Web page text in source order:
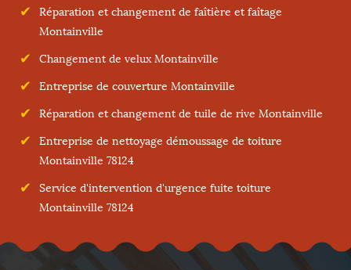
Réparation et changement de faîtière et faîtage
Montainville
Changement de velux Montainville
Entreprise de couverture Montainville
Réparation et changement de tuile de rive Montainville
Entreprise de nettoyage démoussage de toiture
Montainville 78124
Service d'intervention d'urgence fuite toiture
Montainville 78124